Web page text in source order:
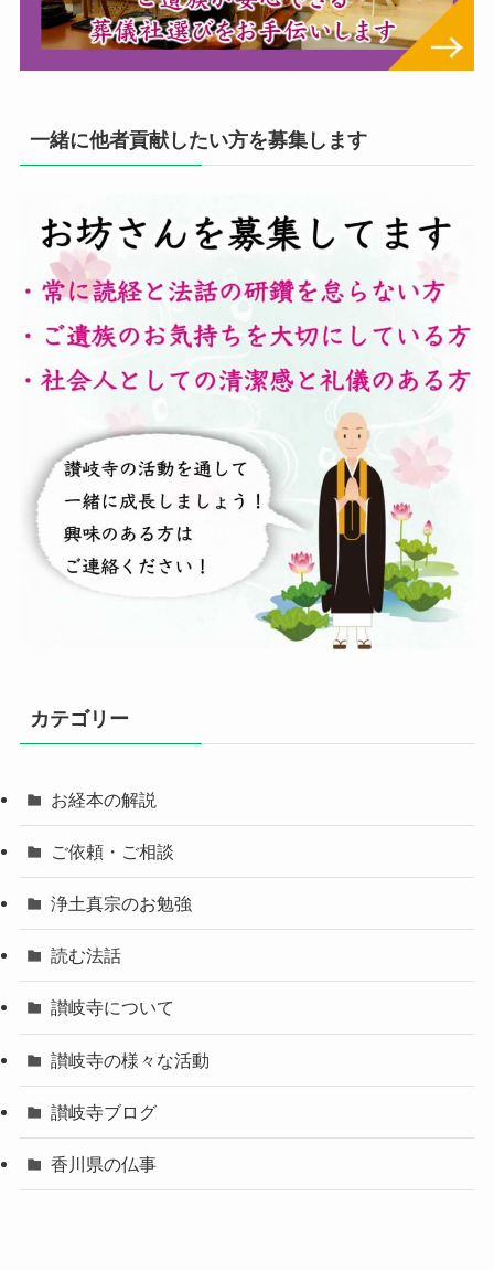
一緒に他者貢献したい方を募集します
カテゴリー
お経本の解説
ご依頼・ご相談
浄土真宗のお勉強
読む法話
讃岐寺について
讃岐寺の様々な活動
讃岐寺ブログ
香川県の仏事